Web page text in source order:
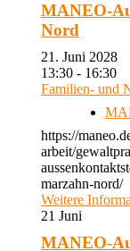
MANEO-
Nord
21. Juni 2028
13:30 - 16:30
Familien- und
https://
arbeit/
marzahn-nord/
Weitere
21 Juni
MANEO-